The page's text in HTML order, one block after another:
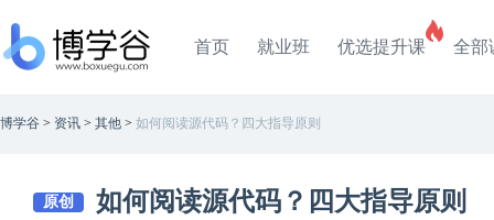
首页 就业班 优选提升课 全部
博学谷 > 资讯 > 其他 > 如何阅读源代码？四大指导原则
原创 如何阅读源代码？四大指导原则